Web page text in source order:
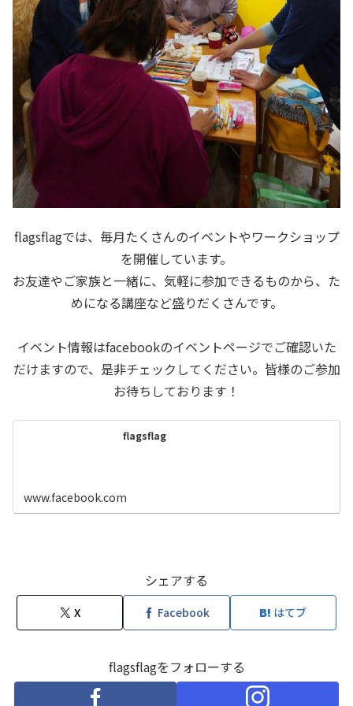
flagsflagでは、毎月たくさんのイベントやワークショップ
を開催しています。
お友達やご家族と一緒に、気軽に参加できるものから、た
めになる講座など盛りだくさんです。
イベント情報はfacebookのイベントページでご確認いた
だけますので、是非チェックしてください。皆様のご参加
お待ちしております！
flagsflag
www.facebook.com
シェアする
X Facebook はてブ
flagsflagをフォローする